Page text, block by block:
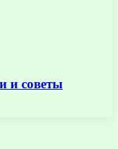
и советы